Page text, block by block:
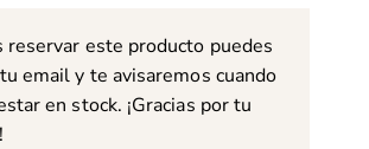
reservar este producto puedes
email y te avisaremos cuando
en stock. ¡Gracias por tu